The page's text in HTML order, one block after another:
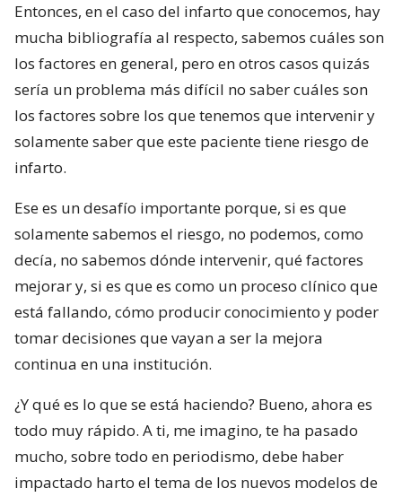
Entonces, en el caso del infarto que conocemos, hay
mucha bibliografía al respecto, sabemos cuáles son
los factores en general, pero en otros casos quizás
sería un problema más difícil no saber cuáles son
los factores sobre los que tenemos que intervenir y
solamente saber que este paciente tiene riesgo de
infarto.
Ese es un desafío importante porque, si es que
solamente sabemos el riesgo, no podemos, como
decía, no sabemos dónde intervenir, qué factores
mejorar y, si es que es como un proceso clínico que
está fallando, cómo producir conocimiento y poder
tomar decisiones que vayan a ser la mejora
continua en una institución.
¿Y qué es lo que se está haciendo? Bueno, ahora es
todo muy rápido. A ti, me imagino, te ha pasado
mucho, sobre todo en periodismo, debe haber
impactado harto el tema de los nuevos modelos de